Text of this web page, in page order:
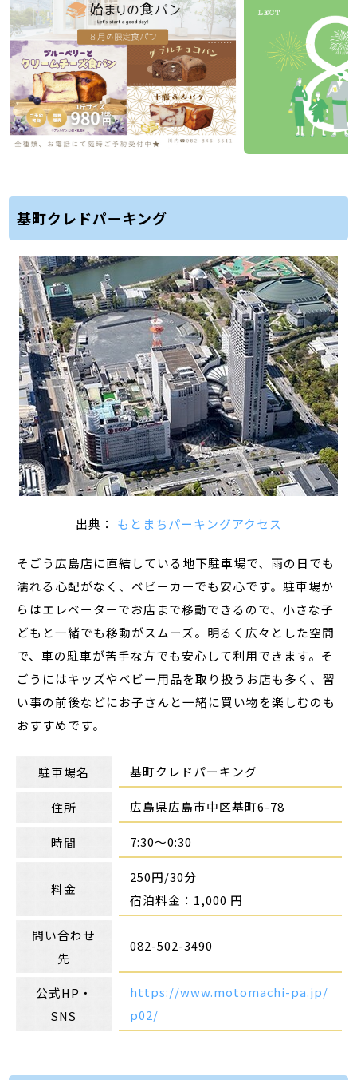
基町クレドパーキング
出典： もとまちパーキングアクセス
そごう広島店に直結している地下駐車場で、雨の日でも
濡れる心配がなく、ベビーカーでも安心です。駐車場か
らはエレベーターでお店まで移動できるので、小さな子
どもと一緒でも移動がスムーズ。明るく広々とした空間
で、車の駐車が苦手な方でも安心して利用できます。そ
ごうにはキッズやベビー用品を取り扱うお店も多く、習
い事の前後などにお子さんと一緒に買い物を楽しむのも
おすすめです。
駐車場名 基町クレドパーキング
住所 広島県広島市中区基町6-78
時間 7:30～0:30
料金
250円/30分
宿泊料金：1,000 円
問い合わせ
先
082-502-3490
公式HP・
SNS
https://www.motomachi-pa.jp/
p02/